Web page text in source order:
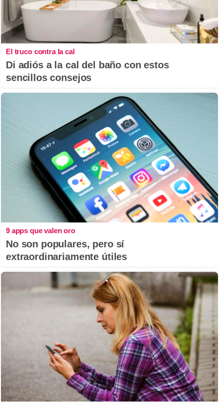
El truco contra la cal
Di adiós a la cal del baño con estos
sencillos consejos
9 apps que valen oro
No son populares, pero sí
extraordinariamente útiles